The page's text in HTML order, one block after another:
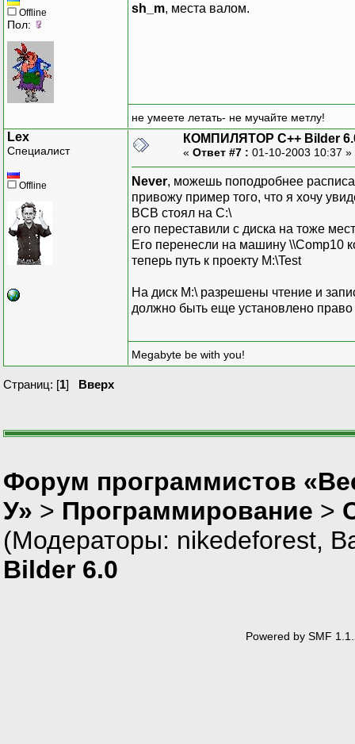
Offline
Пол:
sh_m, места валом.
не умеете летать- не мучайте метлу!
Lex
Специалист
Offline
КОМПИЛЯТОР C++ Bilder
« Ответ #7 : 01-10-2003 10:37 »
Never, можешь поподробнее
привожу пример того, что я хочу
BCB стоял на C:\
его переставили с диска на тоже
Его перенесли на машину \\Comp10
теперь путь к проекту M:\Test
На диск M:\ разрешены чтение и
должно быть еще установлено
Megabyte be with you!
Страниц: [1] Вверх
Форум программистов
У» > Программирование >
(Модераторы: nikedeforest,
Bilder 6.0
Powered by SMF